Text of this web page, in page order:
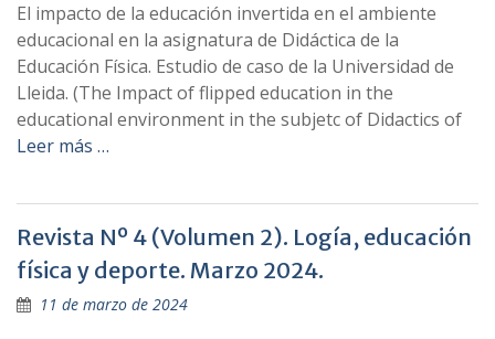
El impacto de la educación invertida en el ambiente
educacional en la asignatura de Didáctica de la
Educación Física. Estudio de caso de la Universidad de
Lleida. (The Impact of flipped education in the
educational environment in the subjetc of Didactics of
Leer más …
Revista Nº 4 (Volumen 2). Logía, educación
física y deporte. Marzo 2024.
11 de marzo de 2024